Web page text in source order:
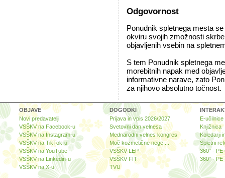
Odgovornost
Ponudnik spletnega mesta
okviru svojih zmožnosti
objavljenih vsebin na
S tem Ponudnik spletnega
morebitnih napak med
informativne narave, zato
za njihovo absolutno točnost.
OBJAVE
Novi predavatelji
VSŠKV na Facebook-u
VSŠKV na Instagram-u
VSŠKV na TikTok-u
VSŠKV na YouTube
VSŠKV na Linkedin-u
VSŠKV na X-u
DOGODKI
Prijava in vpis 2026/2027
Svetovni dan velnesa
Mednarodni velnes kongres
Moč kozmetične nege ...
VSŠKV LEP
VSŠKV FIT
TVU
E-učilnice
Knjižnica
Koledarji
Spletni
360° - PE
360° - PE